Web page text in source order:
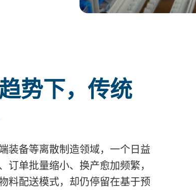
势下，传统
装备等离散制造领域，一个日益
单批量缩小、换产愈加频繁，
料配送模式，却仍停留在基于预